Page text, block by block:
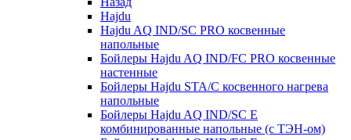
Hajdu
Hajdu AQ IND/SC PRO косвенные
напольные
Бойлеры Hajdu AQ IND/FC PRO косвенные
настенные
Бойлеры Hajdu STA/C косвенного нагрева
напольные
Бойлеры Hajdu AQ IND/SC E
комбинированные напольные (с ТЭН-ом)